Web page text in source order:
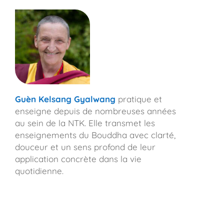
Guèn Kelsang Gyalwang pratique et
enseigne depuis de nombreuses années
au sein de la NTK. Elle transmet les
enseignements du Bouddha avec clarté,
douceur et un sens profond de leur
application concrète dans la vie
quotidienne.